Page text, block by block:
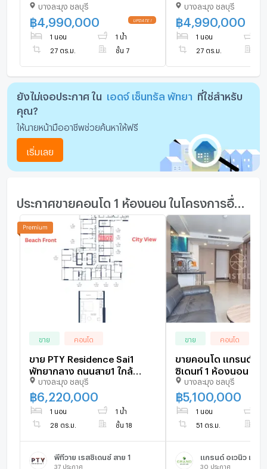
บางละมุง ชลบุรี
฿ 4,990,000
1 นอน 1 น้ำ
27 ตร.ม. ชั้น 7
Furnished
บางละมุง ชลบุรี
฿ 4,990,000
1 นอน
27 ตร.ม.
ยังไม่เจอประกาศ ใน เอดจ์ เซ็นทรัล พัทยา
ที่ใช่สำหรับ
คุณ?
ให้นายหน้ามืออาชีพช่วยค้นหาให้ฟรี
เริ่มเลย
ขาย คอนโด
ขาย PTY Residence Sai1
พัทยากลาง ถนนสาย1 ใกล้
ชายหาด ชั้น 18
บางละมุง ชลบุรี
฿6,220,000
1 นอน 1 น้ำ
28 ตร.ม. ชั้น 18
พีทีวาย เรสซิเดนซ์ สาย 1
37 ประกาศ
ขาย คอนโด
ขายคอนโด แกรนด์ อเ
ซิเดนท์ 1 ห้องนอน
บางละมุง ชลบุรี
฿5,100,000
1 นอน
51 ตร.ม.
แกรนด์ อเวนิว เรสซิ
30 ประกาศ